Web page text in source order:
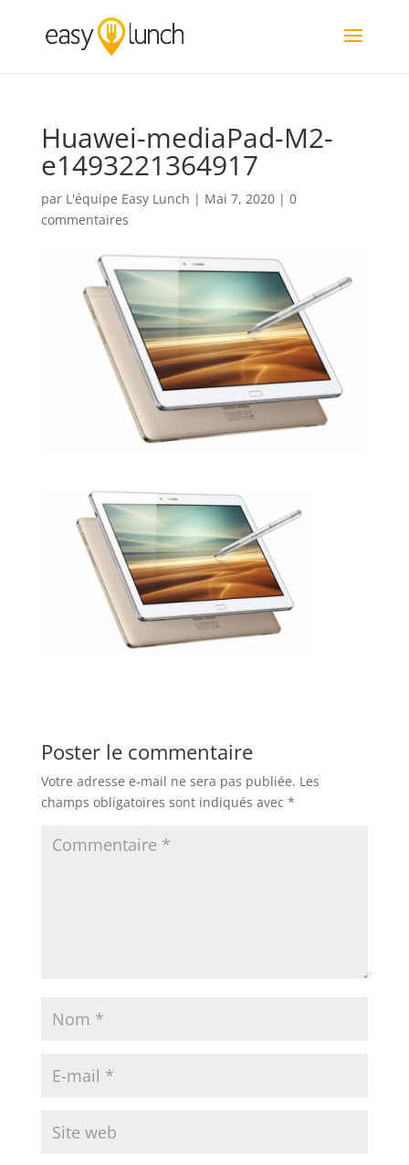
Huawei-mediaPad-M2-
e1493221364917
par L'équipe Easy Lunch | Mai 7, 2020| 0
commentaires
Poster le commentaire
Votre adresse e-mail ne sera pas publiée. Les
champs obligatoires sont indiqués avec *